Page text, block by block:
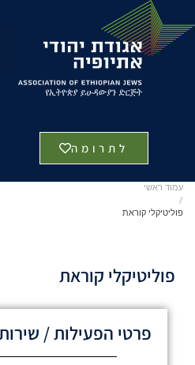
לתרומה
עמוד ראשי
/
פוליטיקלי קוראת
פוליטיקלי קוראת
פרטי הפעילות /